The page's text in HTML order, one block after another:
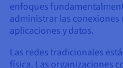
enfoques
administrar las
aplicaciones y datos.
Las redes tradicionales
física. Las organizaciones